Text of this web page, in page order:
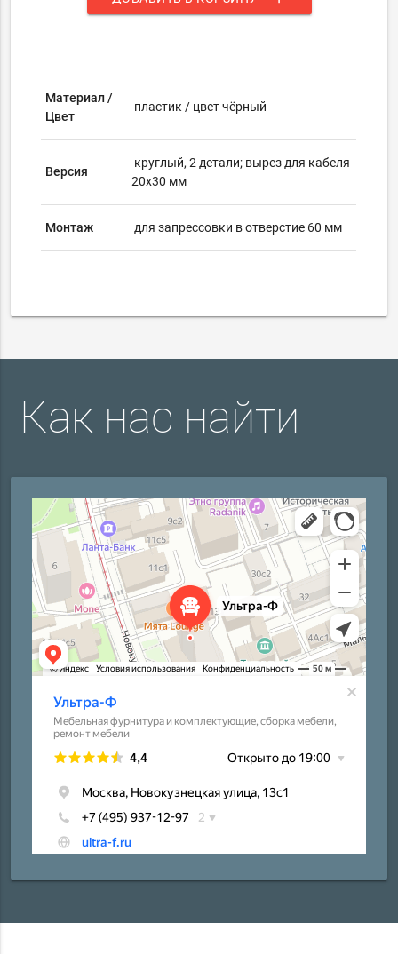
Материал /
Цвет
пластик / цвет чёрный
Версия
круглый, 2 детали; вырез для кабеля
20х30 мм
Монтаж для запрессовки в отверстие 60 мм
Как нас найти